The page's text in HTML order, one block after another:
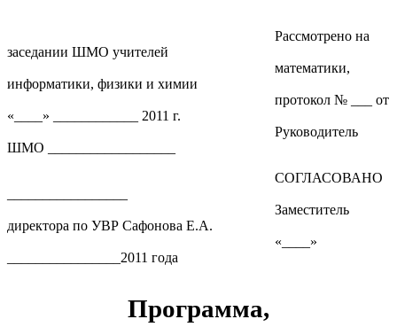
Рассмотрено на
заседании ШМО учителей
математики,
информатики, физики и химии
протокол № ___ от
«____» ____________ 2011 г.
Руководитель
ШМО __________________
СОГЛАСОВАНО
Заместитель
директора по УВР Сафонова Е.А.
«____»
________________2011 года
Программа,